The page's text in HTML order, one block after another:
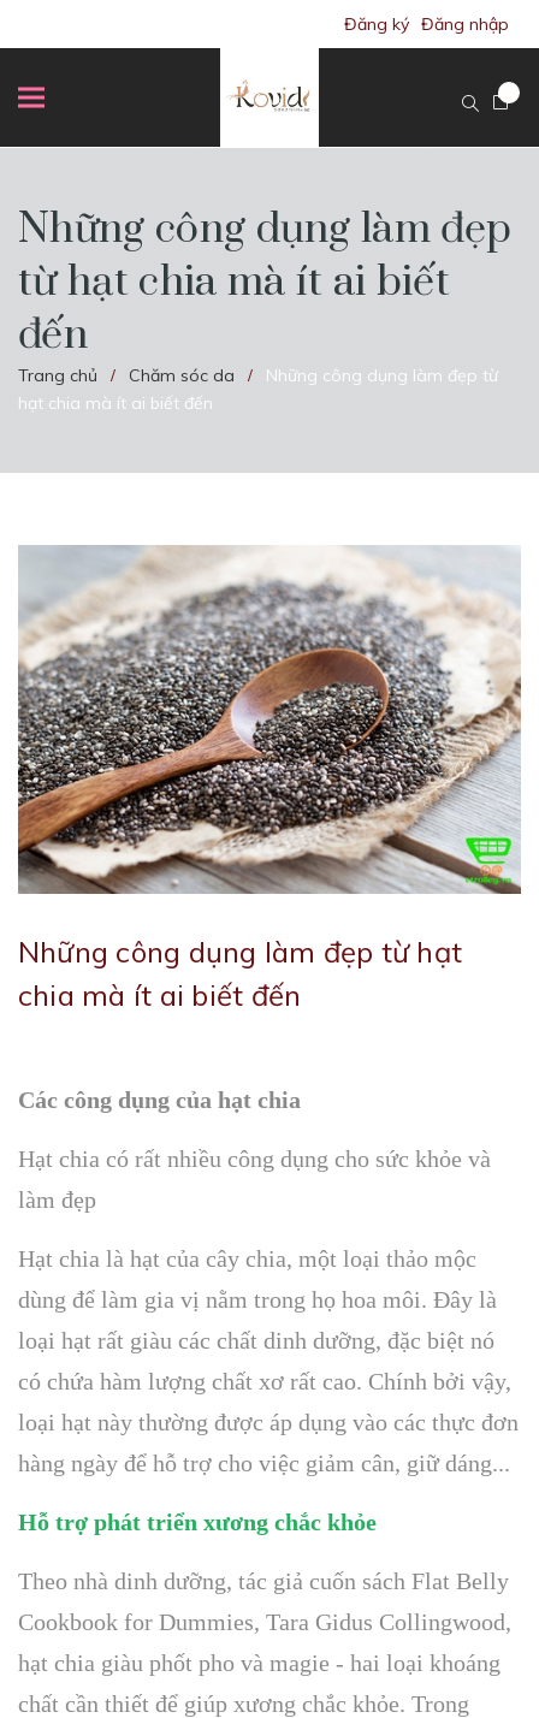
Đăng ký Đăng nhập
Những công dụng làm đẹp
từ hạt chia mà ít ai biết
đến
Trang chủ / Chăm sóc da /
Những công dụng làm đẹp từ
hạt chia mà ít ai biết đến
Những công dụng làm đẹp từ hạt
chia mà ít ai biết đến
Các công dụng của hạt chia
Hạt chia có rất nhiều công dụng cho sức khỏe và
làm đẹp
Hạt chia là hạt của cây chia, một loại thảo mộc
dùng để làm gia vị nằm trong họ hoa môi. Đây là
loại hạt rất giàu các chất dinh dưỡng, đặc biệt nó
có chứa hàm lượng chất xơ rất cao. Chính bởi vậy,
loại hạt này thường được áp dụng vào các thực đơn
hàng ngày để hỗ trợ cho việc giảm cân, giữ dáng...
Hỗ trợ phát triển xương chắc khỏe
Theo nhà dinh dưỡng, tác giả cuốn sách Flat Belly
Cookbook for Dummies, Tara Gidus Collingwood,
hạt chia giàu phốt pho và magie - hai loại khoáng
chất cần thiết để giúp xương chắc khỏe. Trong